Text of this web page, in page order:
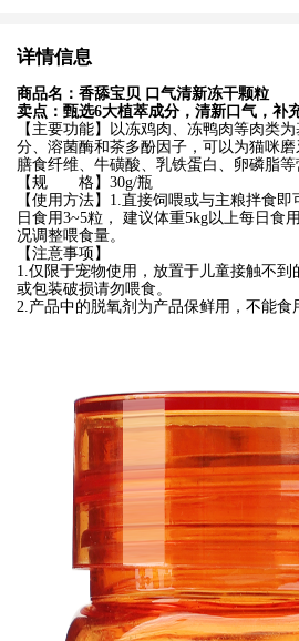
详情信息
商品名： 香舔宝贝 口气清新冻干颗粒
卖点： 甄选6大植萃成分，清新口气，补
【主要功能】以冻鸡肉、冻鸭肉等肉类
分、溶菌酶和茶多酚因子，可以为猫咪磨
膳食纤维、牛磺酸、乳铁蛋白、卵磷脂等
【规 格】30g/瓶
【使用方法】1.直接饲喂或与主粮拌食
日食用3~5粒， 建议体重5kg以上每日食
况调整喂食量。
【注意事项】
1.仅限于宠物使用，放置于儿童接触不
或包装破损请勿喂食。
2.产品中的脱氧剂为产品保鲜用，不能食